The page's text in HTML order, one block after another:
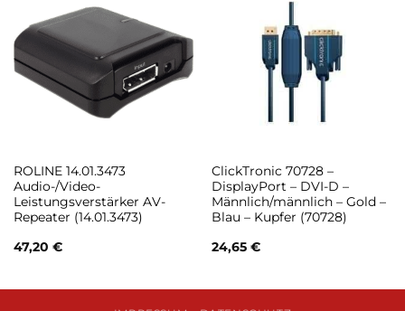
ROLINE 14.01.3473
Audio-/Video-
Leistungsverstärker AV-
Repeater (14.01.3473)
47,20 €
ClickTronic 70728 –
DisplayPort – DVI-D –
Männlich/männlich – Gold –
Blau – Kupfer (70728)
24,65 €